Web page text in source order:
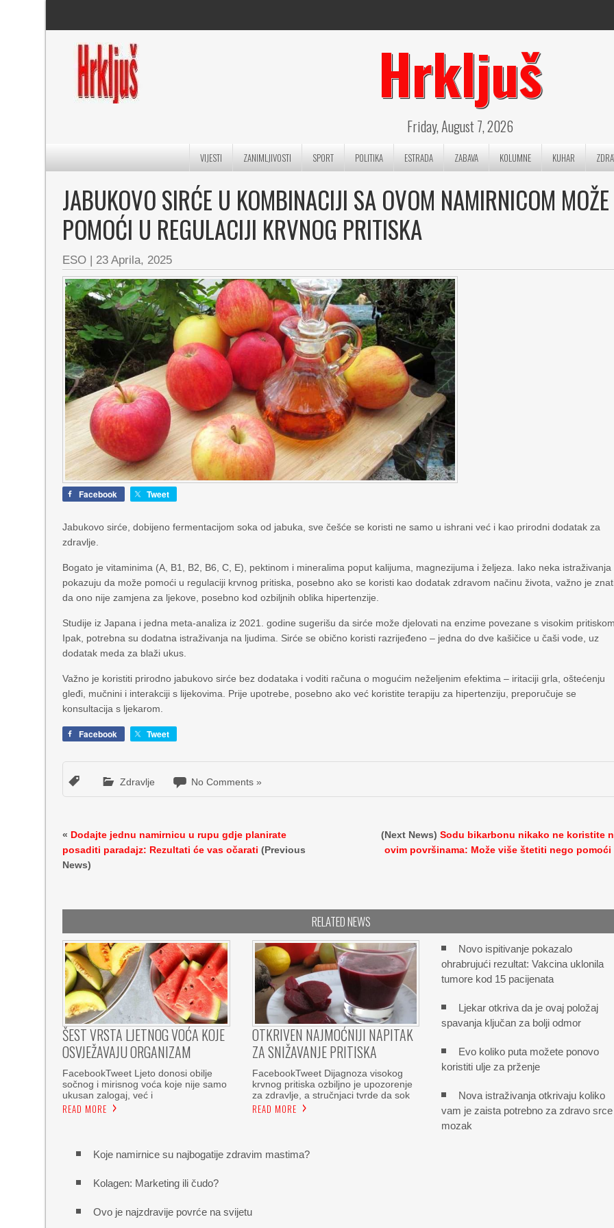
Hrkljuš
Friday, August 7, 2026
VIJESTI ZANIMLJIVOSTI SPORT POLITIKA ESTRADA ZABAVA KOLUMNE KUHAR
JABUKOVO SIRĆE U KOMBINACIJI SA OVOM NAMIRNICOM MOŽE
POMOĆI U REGULACIJI KRVNOG PRITISKA
ESO | 23 Aprila, 2025
Facebook Tweet
Jabukovo sirće, dobijeno fermentacijom soka od jabuka, sve češće se koristi ne samo u ishrani već i kao prirodni dodatak za
zdravlje.
Bogato je vitaminima (A, B1, B2, B6, C, E), pektinom i mineralima poput kalijuma, magnezijuma i željeza. Iako neka istraživanja
pokazuju da može pomoći u regulaciji krvnog pritiska, posebno ako se koristi kao dodatak zdravom načinu života, važno je
da ono nije zamjena za ljekove, posebno kod ozbiljnih oblika hipertenzije.
Studije iz Japana i jedna meta-analiza iz 2021. godine sugerišu da sirće može djelovati na enzime povezane s visokim
Ipak, potrebna su dodatna istraživanja na ljudima. Sirće se obično koristi razrijeđeno – jedna do dve kašičice u čaši vode, uz
dodatak meda za blaži ukus.
Važno je koristiti prirodno jabukovo sirće bez dodataka i voditi računa o mogućim neželjenim efektima – iritaciji grla, oštećenju
gleđi, mučnini i interakciji s lijekovima. Prije upotrebe, posebno ako već koristite terapiju za hipertenziju, preporučuje se
konsultacija s ljekarom.
Facebook Tweet
Zdravlje No Comments »
« Dodajte jednu namirnicu u rupu gdje planirate
posaditi paradajz: Rezultati će vas očarati (Previous
News)
(Next News)Sodu bikarbonu nikako ne koristite
ovim površinama: Može više štetiti nego pomoći
RELATED NEWS
ŠEST VRSTA LJETNOG VOĆA KOJE
OSVJEŽAVAJU ORGANIZAM
FacebookTweet Ljeto donosi obilje
sočnog i mirisnog voća koje nije samo
ukusan zalogaj, već i
READ MORE
OTKRIVEN NAJMOĆNIJI NAPITAK
ZA SNIŽAVANJE PRITISKA
FacebookTweet Dijagnoza visokog
krvnog pritiska ozbiljno je upozorenje
za zdravlje, a stručnjaci tvrde da sok
READ MORE
Novo ispitivanje pokazalo
ohrabrujući rezultat: Vakcina uklonila
tumore kod 15 pacijenata
Ljekar otkriva da je ovaj položaj
spavanja ključan za bolji odmor
Evo koliko puta možete ponovo
koristiti ulje za prženje
Nova istraživanja otkrivaju koliko
vam je zaista potrebno za zdravo
mozak
Koje namirnice su najbogatije zdravim mastima?
Kolagen: Marketing ili čudo?
Ovo je najzdravije povrće na svijetu